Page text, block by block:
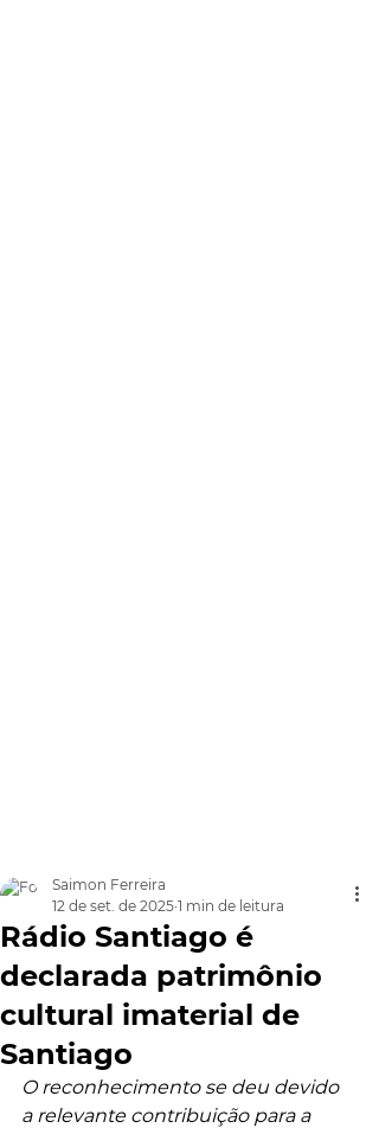
Rádio Santiago é
declarada patrimônio
cultural imaterial de
Santiago
Saimon Ferreira
12 de set. de 2025 1 min de leitura
O reconhecimento se deu devido
a relevante contribuição para a